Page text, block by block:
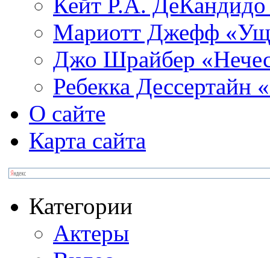
Мариотт Джефф
Джо Шрайбер
Ребекка Десcертайн
О сайте
Карта сайта
Категории
Актеры